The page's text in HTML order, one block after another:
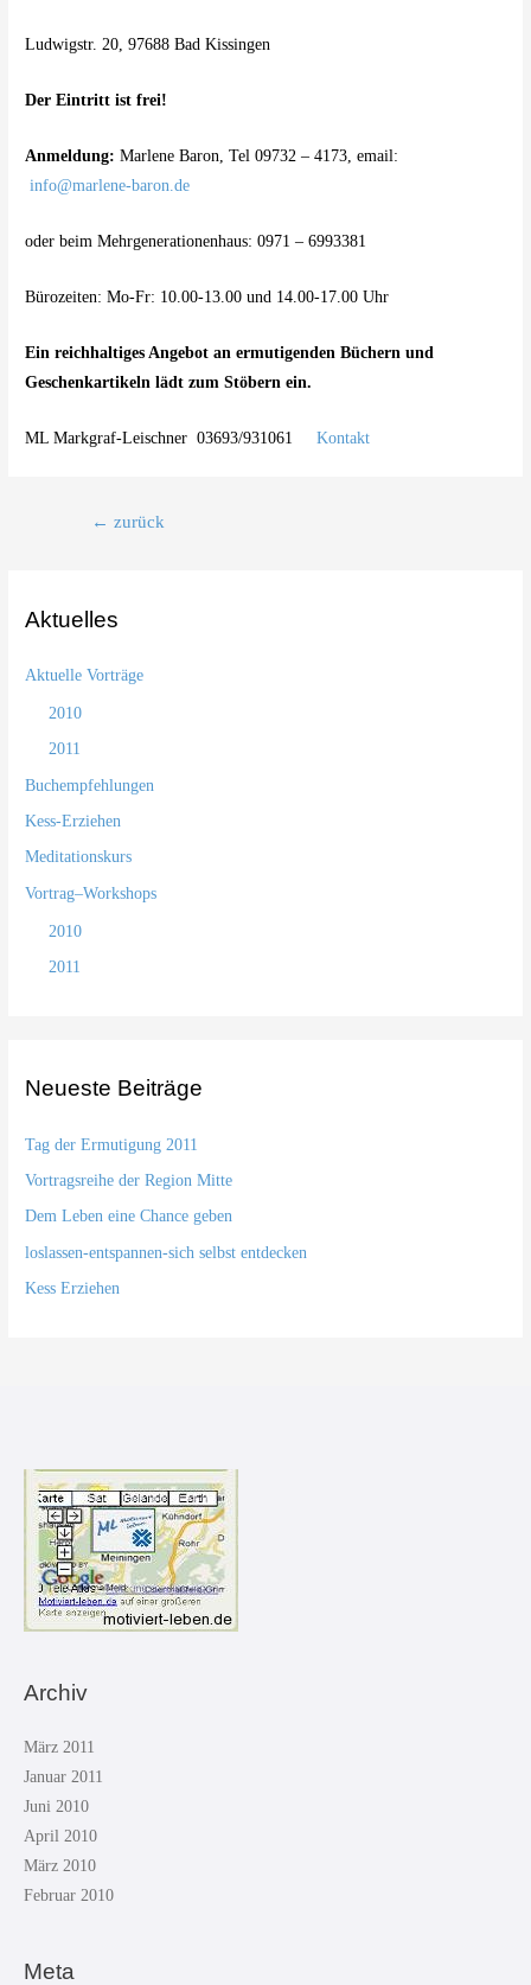
Ludwigstr. 20, 97688 Bad Kissingen
Der Eintritt ist frei!
Anmeldung: Marlene Baron, Tel 09732 – 4173, email:
info@marlene-baron.de
oder beim Mehrgenerationenhaus: 0971 – 6993381
Bürozeiten: Mo-Fr: 10.00-13.00 und 14.00-17.00 Uhr
Ein reichhaltiges Angebot an ermutigenden Büchern und
Geschenkartikeln lädt zum Stöbern ein.
ML Markgraf-Leischner 03693/931061Kontakt
Beitragsnavigation
← zurück
Aktuelles
Aktuelle Vorträge
2010
2011
Buchempfehlungen
Kess-Erziehen
Meditationskurs
Vortrag–Workshops
2010
2011
Neueste Beiträge
Tag der Ermutigung 2011
Vortragsreihe der Region Mitte
Dem Leben eine Chance geben
loslassen-entspannen-sich selbst entdecken
Kess Erziehen
Archiv
März 2011
Januar 2011
Juni 2010
April 2010
März 2010
Februar 2010
Meta